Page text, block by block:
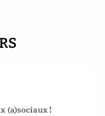
(a)sociaux !